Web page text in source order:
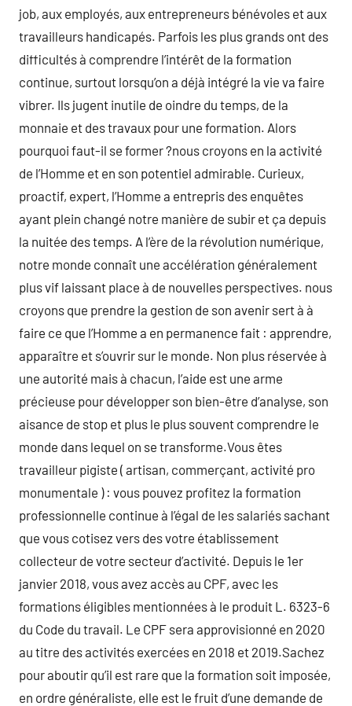
job, aux employés, aux entrepreneurs bénévoles et aux
travailleurs handicapés. Parfois les plus grands ont des
difficultés à comprendre l’intérêt de la formation
continue, surtout lorsqu’on a déjà intégré la vie va faire
vibrer. Ils jugent inutile de oindre du temps, de la
monnaie et des travaux pour une formation. Alors
pourquoi faut-il se former ?nous croyons en la activité
de l’Homme et en son potentiel admirable. Curieux,
proactif, expert, l’Homme a entrepris des enquêtes
ayant plein changé notre manière de subir et ça depuis
la nuitée des temps. A l’ère de la révolution numérique,
notre monde connaît une accélération généralement
plus vif laissant place à de nouvelles perspectives. nous
croyons que prendre la gestion de son avenir sert à à
faire ce que l’Homme a en permanence fait : apprendre,
apparaître et s’ouvrir sur le monde. Non plus réservée à
une autorité mais à chacun, l’aide est une arme
précieuse pour développer son bien-être d’analyse, son
aisance de stop et plus le plus souvent comprendre le
monde dans lequel on se transforme.Vous êtes
travailleur pigiste ( artisan, commerçant, activité pro
monumentale ) : vous pouvez profitez la formation
professionnelle continue à l’égal de les salariés sachant
que vous cotisez vers des votre établissement
collecteur de votre secteur d’activité. Depuis le 1er
janvier 2018, vous avez accès au CPF, avec les
formations éligibles mentionnées à le produit L. 6323-6
du Code du travail. Le CPF sera approvisionné en 2020
au titre des activités exercées en 2018 et 2019.Sachez
pour aboutir qu’il est rare que la formation soit imposée,
en ordre généraliste, elle est le fruit d’une demande de